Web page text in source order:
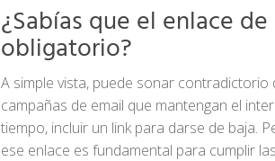
¿Sabías que el enlace
obligatorio?
A simple vista, puede sonar
campañas de email que mantengan el
tiempo, incluir un link para darse de baja.
ese enlace es fundamental para cumplir